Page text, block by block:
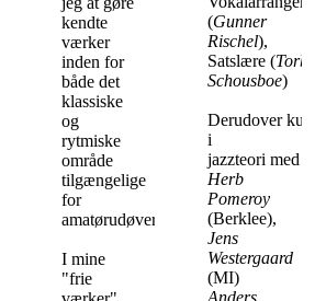
kendte
værker
inden for
både det
klassiske
og
rytmiske
område
tilgængelige
for
amatørudøvere.
I mine
"frie
(Gunner
Rischel),
Satslære (Torben
Schousboe)
Derudover kurser
i
jazzteori med
Herb
Pomeroy
(Berklee),
Jens
Westergaard
(MI)
Anders